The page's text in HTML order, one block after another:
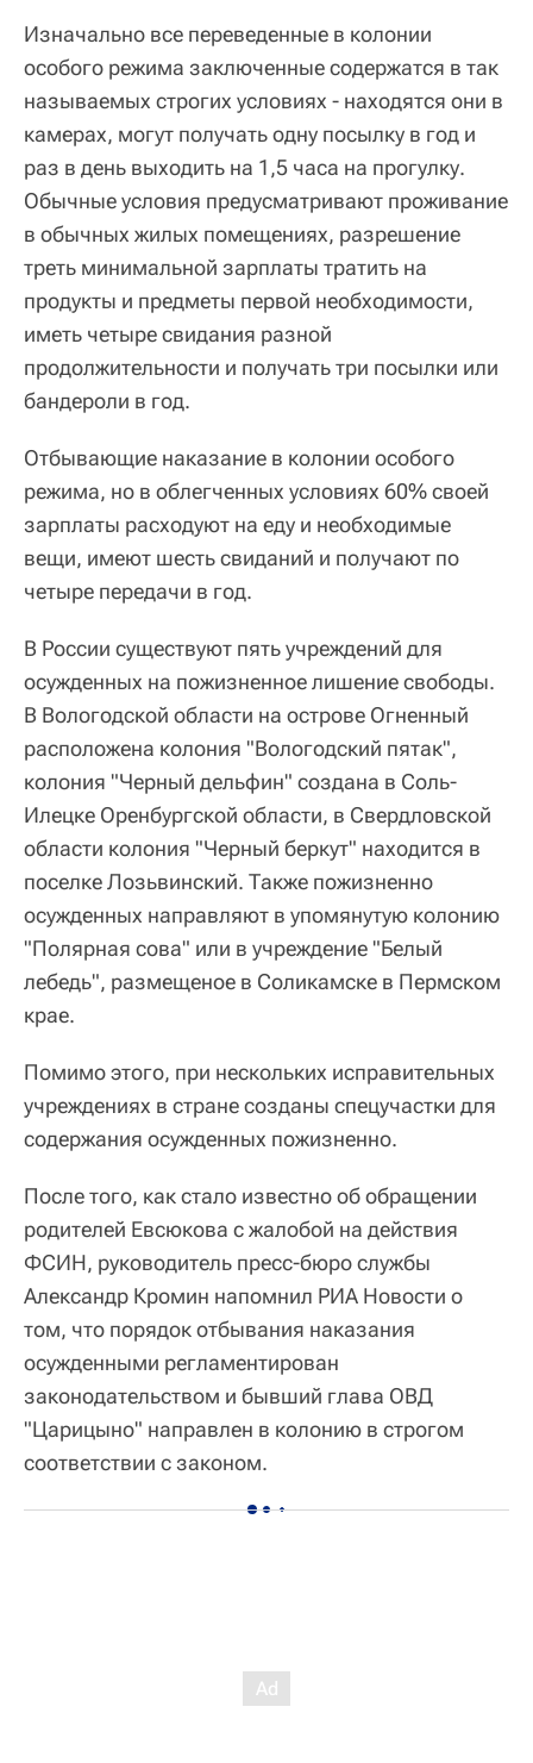
Изначально все переведенные в колонии
особого режима заключенные содержатся в так
называемых строгих условиях - находятся они в
камерах, могут получать одну посылку в год и
раз в день выходить на 1,5 часа на прогулку.
Обычные условия предусматривают проживание
в обычных жилых помещениях, разрешение
треть минимальной зарплаты тратить на
продукты и предметы первой необходимости,
иметь четыре свидания разной
продолжительности и получать три посылки или
бандероли в год.
Отбывающие наказание в колонии особого
режима, но в облегченных условиях 60% своей
зарплаты расходуют на еду и необходимые
вещи, имеют шесть свиданий и получают по
четыре передачи в год.
В России существуют пять учреждений для
осужденных на пожизненное лишение свободы.
В Вологодской области на острове Огненный
расположена колония "Вологодский пятак",
колония "Черный дельфин" создана в Соль-
Илецке Оренбургской области, в Свердловской
области колония "Черный беркут" находится в
поселке Лозьвинский. Также пожизненно
осужденных направляют в упомянутую колонию
"Полярная сова" или в учреждение "Белый
лебедь", размещеное в Соликамске в Пермском
крае.
Помимо этого, при нескольких исправительных
учреждениях в стране созданы спецучастки для
содержания осужденных пожизненно.
После того, как стало известно об обращении
родителей Евсюкова с жалобой на действия
ФСИН, руководитель пресс-бюро службы
Александр Кромин напомнил РИА Новости о
том, что порядок отбывания наказания
осужденными регламентирован
законодательством и бывший глава ОВД
"Царицыно" направлен в колонию в строгом
соответствии с законом.